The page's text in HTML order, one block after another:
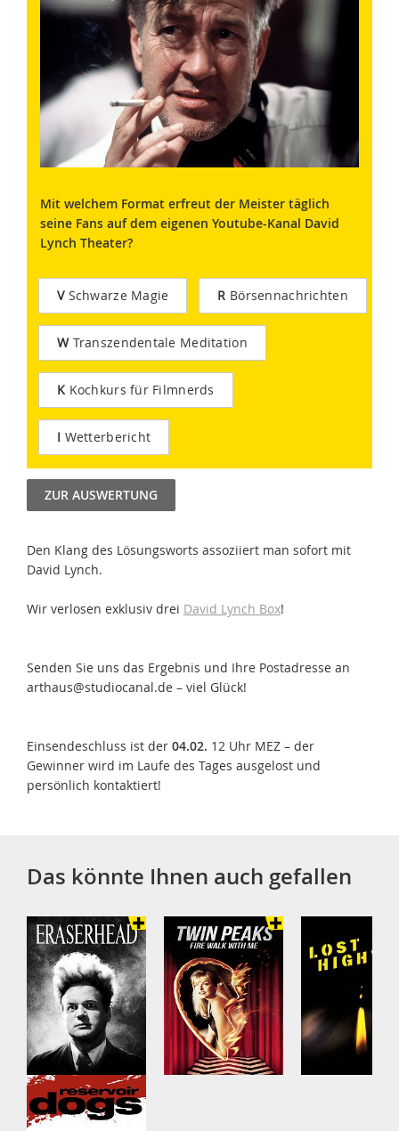
Mit welchem Format erfreut der Meister täglich
seine Fans auf dem eigenen Youtube-Kanal David
Lynch Theater?
V Schwarze Magie R Börsennachrichten
WTranszendentale Meditation
K Kochkurs für Filmnerds
I Wetterbericht
ZUR AUSWERTUNG
Den Klang des Lösungsworts assoziiert man sofort mit
David Lynch.
Wir verlosen exklusiv drei David Lynch Box!
Senden Sie uns das Ergebnis und Ihre Postadresse an
arthaus@studiocanal.de – viel Glück!
Einsendeschluss ist der 04.02. 12 Uhr MEZ – der
Gewinner wird im Laufe des Tages ausgelost und
persönlich kontaktiert!
Das könnte Ihnen auch gefallen